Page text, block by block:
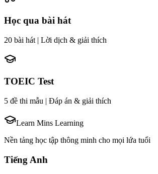
Học qua bài hát
20 bài hát | Lời dịch & giải thích
TOEIC Test
5 đề thi mẫu | Đáp án & giải thích
Learn Mins Learning
Nền tảng học tập thông minh cho mọi lứa tuổi
Tiếng Anh